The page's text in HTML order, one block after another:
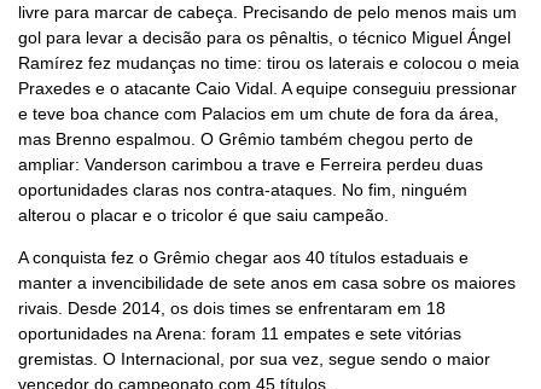
livre para marcar de cabeça. Precisando de pelo menos mais um
gol para levar a decisão para os pênaltis, o técnico Miguel Ángel
Ramírez fez mudanças no time: tirou os laterais e colocou o meia
Praxedes e o atacante Caio Vidal. A equipe conseguiu pressionar
e teve boa chance com Palacios em um chute de fora da área,
mas Brenno espalmou. O Grêmio também chegou perto de
ampliar: Vanderson carimbou a trave e Ferreira perdeu duas
oportunidades claras nos contra-ataques. No fim, ninguém
alterou o placar e o tricolor é que saiu campeão.
A conquista fez o Grêmio chegar aos 40 títulos estaduais e
manter a invencibilidade de sete anos em casa sobre os maiores
rivais. Desde 2014, os dois times se enfrentaram em 18
oportunidades na Arena: foram 11 empates e sete vitórias
gremistas. O Internacional, por sua vez, segue sendo o maior
vencedor do campeonato com 45 títulos.